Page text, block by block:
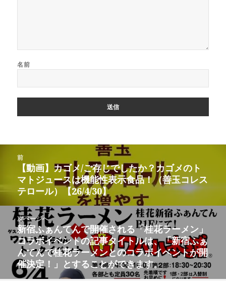
名前
ビ
前
前
の
投
稿:
【動画】カゴメ/ご存じでしたか？カゴメのト
マトジュースは機能性表示食品！（善玉コレス
テロール）【26/4/30】
次ページへ
次
の
投
稿:
新宿ふぁんてんで開催される「桂花ラーメン」
コラボイベントの記事タイトルは、「新宿ふぁ
んてんで桂花ラーメンとのコラボイベントが開
催決定！」とすることができます。